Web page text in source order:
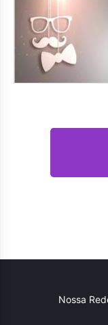
Nossa